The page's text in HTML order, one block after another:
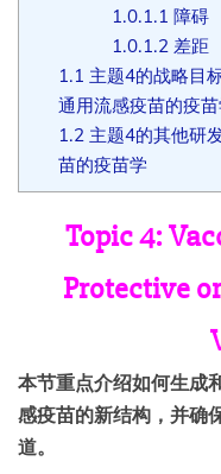
1.0.1.1 障碍
1.0.1.2 差距
1.1 主题4的战略目
通用流感疫苗的疫
1.2主题4的其他研
苗的疫苗学
Topic 4:
Protective
本节重点介绍如何生成
感疫苗的新结构，并确
道。